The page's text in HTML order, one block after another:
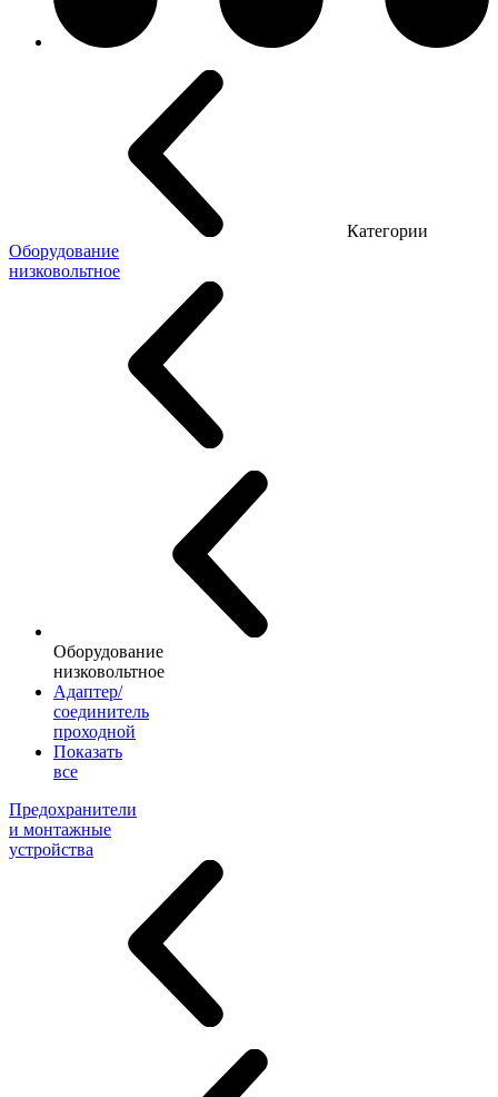
Категории
Оборудование
низковольтное
Оборудование
низковольтное
Адаптер/
соединитель
проходной
Показать
все
Предохранители
и монтажные
устройства